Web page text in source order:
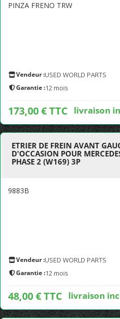
PINZA FRENO TRW
Vendeur :USED WORLD PARTS
Garantie :12 mois
173,00 € TTC livraison
ETRIER DE FREIN AVANT
D'OCCASION POUR
PHASE 2 (W169) 3P
9883B
Vendeur :USED WORLD PARTS
Garantie :12 mois
48,00 € TTC livraison